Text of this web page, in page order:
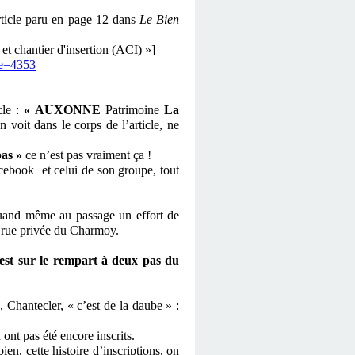
paru en page 12 dans Le Bien
chantier d'insertion (ACI) »]
: « AUXONNE PatrimoineLa
voit dans le corps de l’article, ne
» ce n’est pas vraiment ça !
et celui de son groupe, tout
même au passage un effort de
privée du Charmoy.
sur le rempart à deux pas du
« c’est de la daube » :
pas été encore inscrits.
cette histoire d’inscriptions, on